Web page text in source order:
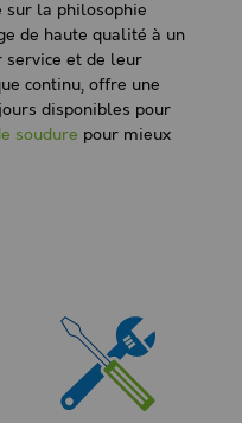
sur la philosophie
de haute qualité à un
service et de leur
continu, offre une
disponibles pour
soudure pour mieux